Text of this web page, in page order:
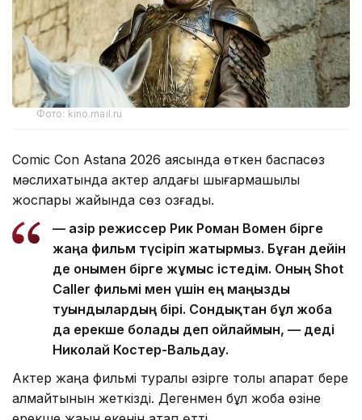
Фото: kino.mail.ru
Comic Con Astana 2026 аясында өткен баспасөз
мәслихатында актер алдағы шығармашылық
жоспары жайында сөз қозғады.
— Қазір режиссер Рик Роман Вомен бірге
жаңа фильм түсіріп жатырмыз. Бұған дейін
де онымен бірге жұмыс істедім. Оның Shot
Caller фильмі мен үшін ең маңызды
туындылардың бірі. Сондықтан бұл жоба
да ерекше болады деп ойлаймын, — деді
Николай Костер-Вальдау.
Актер жаңа фильмі туралы әзірге толық ақпарат бере
алмайтынын жеткізді. Дегенмен бұл жоба өзіне